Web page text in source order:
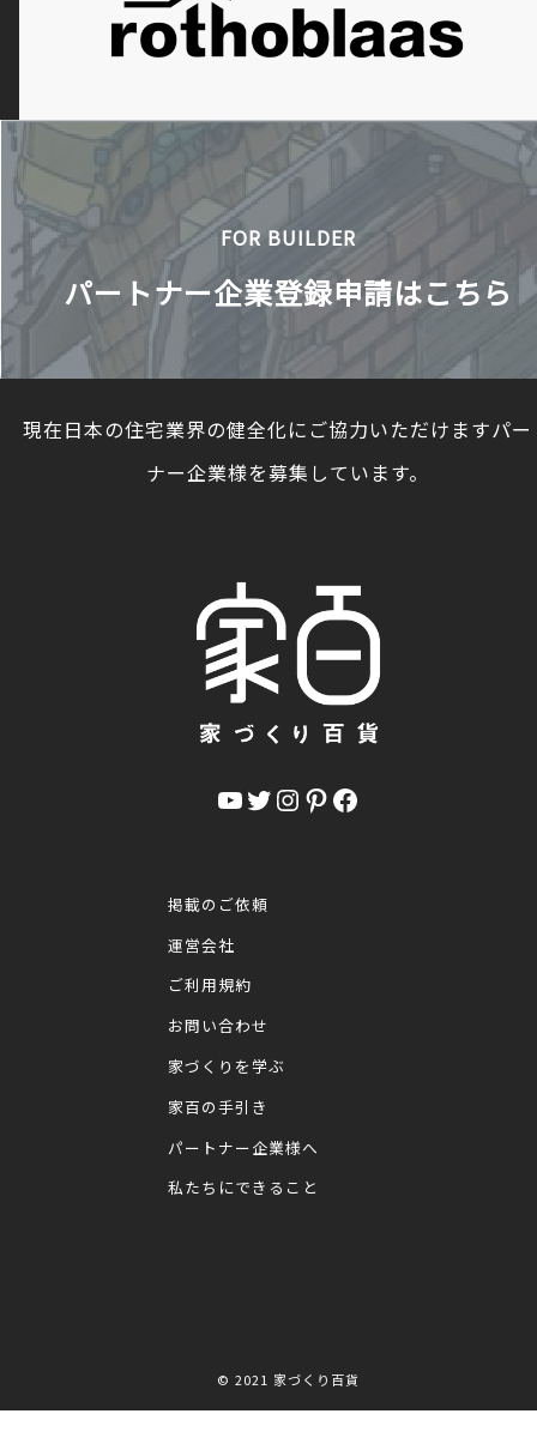
FOR BUILDER
パートナー企業登録申請はこちら
現在日本の住宅業界の健全化にご協力いただけますパ
ナー企業様を募集しています。
YouTube Twitter InstagramPinterest Facebook
掲載のご依頼
運営会社
ご利用規約
お問い合わせ
家づくりを学ぶ
家百の手引き
パートナー企業様へ
私たちにできること
© 2021 家づくり百貨